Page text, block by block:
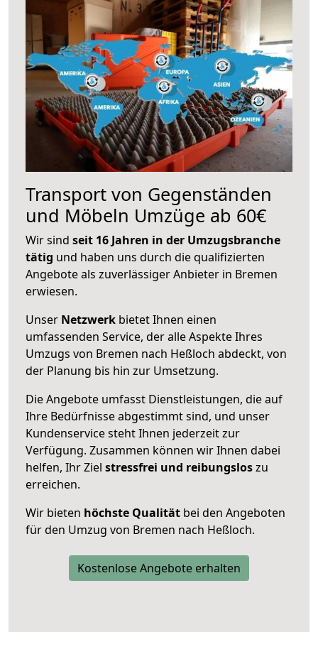
Transport von Gegenständen
und Möbeln Umzüge ab 60€
Wir sind seit 16 Jahren in der Umzugsbranche
tätig und haben uns durch die qualifizierten
Angebote als zuverlässiger Anbieter in Bremen
erwiesen.
Unser Netzwerk bietet Ihnen einen
umfassenden Service, der alle Aspekte Ihres
Umzugs von Bremen nach Heßloch abdeckt, von
der Planung bis hin zur Umsetzung.
Die Angebote umfasst Dienstleistungen, die auf
Ihre Bedürfnisse abgestimmt sind, und unser
Kundenservice steht Ihnen jederzeit zur
Verfügung. Zusammen können wir Ihnen dabei
helfen, Ihr Ziel stressfrei und reibungsloszu
erreichen.
Wir bieten höchste Qualität bei den Angeboten
für den Umzug von Bremen nach Heßloch.
Kostenlose Angebote erhalten